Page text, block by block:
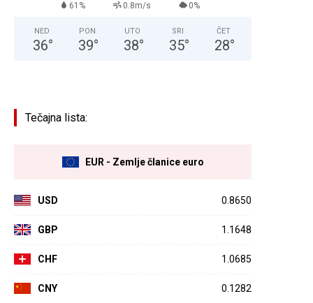
61% 0.8m/s 0%
NED
36°
PON
39°
UTO
38°
SRI
35°
ČET
28°
Tečajna lista:
EUR - Zemlje članice euro
USD 0.8650
GBP 1.1648
CHF 1.0685
CNY 0.1282